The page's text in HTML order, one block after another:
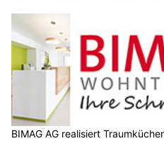
BIMAG AG realisiert